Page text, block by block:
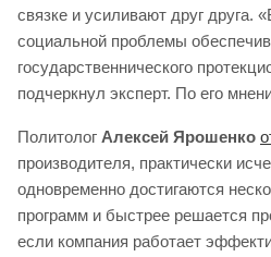
связке и усиливают друг
социальной проблемы
государственнического
подчеркнул эксперт. По его
Политолог Алексей Ярошенко
производителя, практически
одновременно достигаются
программ и быстрее решается
если компания работает